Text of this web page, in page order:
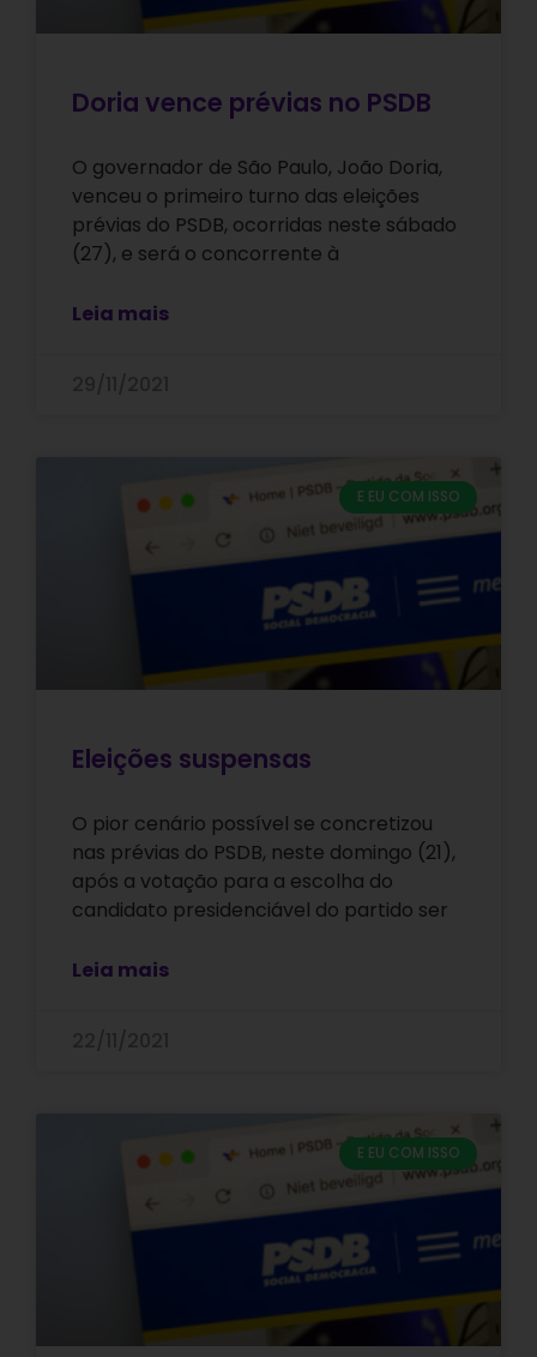
Doria vence prévias no PSDB
O governador de São Paulo, João Doria,
venceu o primeiro turno das eleições
prévias do PSDB, ocorridas neste sábado
(27), e será o concorrente à
Leia mais
E EU COM ISSO
Eleições suspensas
O pior cenário possível se concretizou
nas prévias do PSDB, neste domingo (21),
após a votação para a escolha do
candidato presidenciável do partido ser
Leia mais
E EU COM ISSO